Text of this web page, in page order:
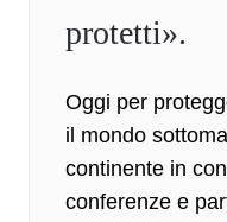
protetti».
Oggi per
il mondo
continente in
conferenze e